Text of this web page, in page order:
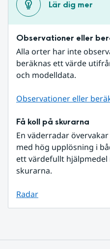
Lär dig mer
Observationer eller
Alla orter har inte
beräknas ett värde
och modelldata.
Observationer eller
Få koll på skurarna
En väderradar
med hög upplösning i
ett värdefullt hjälpmedel
skurarna.
Radar